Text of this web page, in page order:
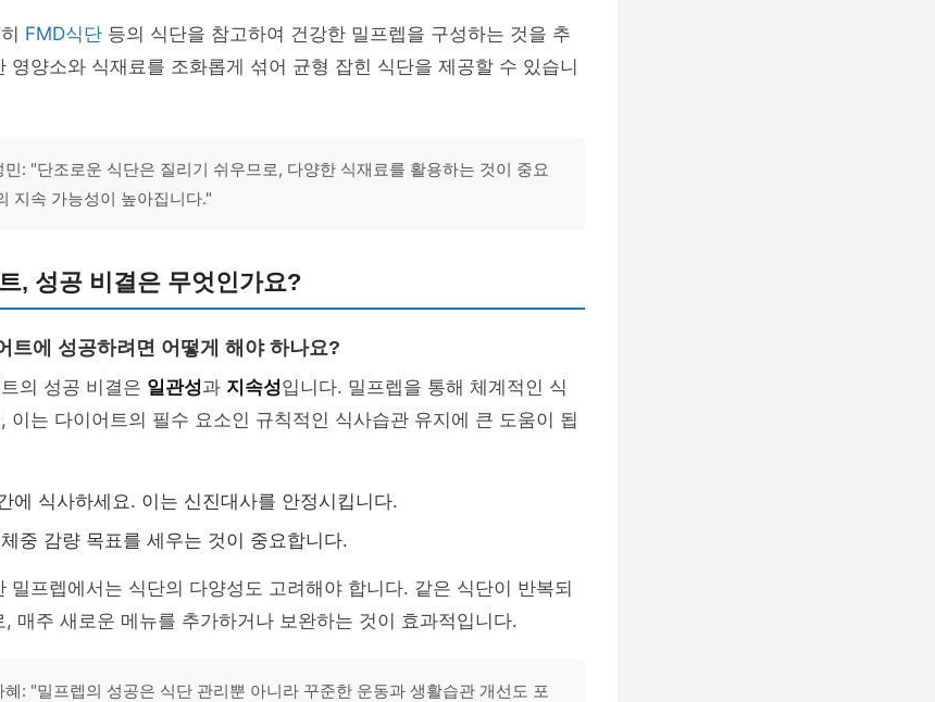
FMD식단 등의 식단을 참고하여 건강한 밀프렙을 구성하는 것을 추
영양소와 식재료를 조화롭게 섞어 균형 잡힌 식단을 제공할 수 있습니
: "단조로운 식단은 질리기 쉬우므로, 다양한 식재료를 활용하는 것이 중요
지속 가능성이 높아집니다."
, 성공 비결은 무엇인가요?
트에 성공하려면 어떻게 해야 하나요?
의 성공 비결은 일관성과 지속성입니다. 밀프렙을 통해 체계적인 식
이는 다이어트의 필수 요소인 규칙적인 식사습관 유지에 큰 도움이 됩
에 식사하세요. 이는 신진대사를 안정시킵니다.
중 감량 목표를 세우는 것이 중요합니다.
밀프렙에서는 식단의 다양성도 고려해야 합니다. 같은 식단이 반복되
, 매주 새로운 메뉴를 추가하거나 보완하는 것이 효과적입니다.
: "밀프렙의 성공은 식단 관리뿐 아니라 꾸준한 운동과 생활습관 개선도 포